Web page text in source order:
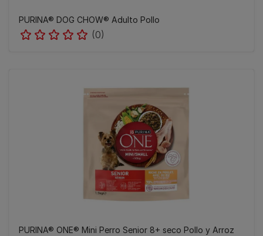
PURINA® DOG CHOW® Adulto Pollo
(0)
PURINA® ONE® Mini Perro Senior 8+ seco Pollo y Arroz